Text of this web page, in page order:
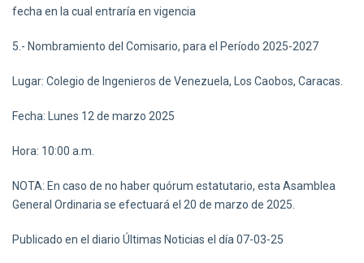
fecha en la cual entraría en vigencia
5.- Nombramiento del Comisario, para el Período 2025-2027
Lugar: Colegio de Ingenieros de Venezuela, Los Caobos, Caracas.
Fecha: Lunes 12 de marzo 2025
Hora: 10:00 a.m.
NOTA: En caso de no haber quórum estatutario, esta Asamblea
General Ordinaria se efectuará el 20 de marzo de 2025.
Publicado en el diario Últimas Noticias el día 07-03-25